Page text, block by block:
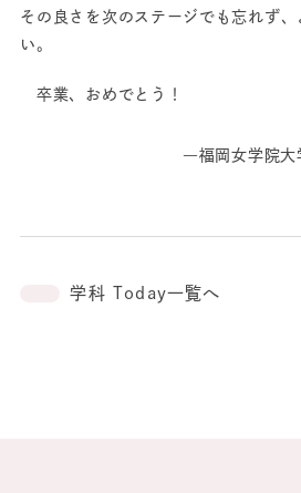
その良さを次のステージでも忘れず、
い。
卒業、おめでとう！
―福岡女学院大
学科 Today一覧へ